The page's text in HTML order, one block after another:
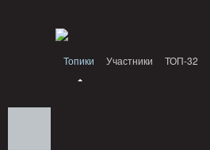
Топики Участники ТОП-32